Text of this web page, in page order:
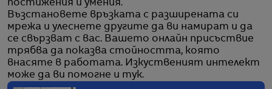
постижения и умения.
Възстановете връзката с разширената си
мрежа и улеснете другите да ви намират и да
се свързват с вас. Вашето онлайн присъствие
трябва да показва стойността, която
внасяте в работата. Изкуственият интелект
може да ви помогне и тук.